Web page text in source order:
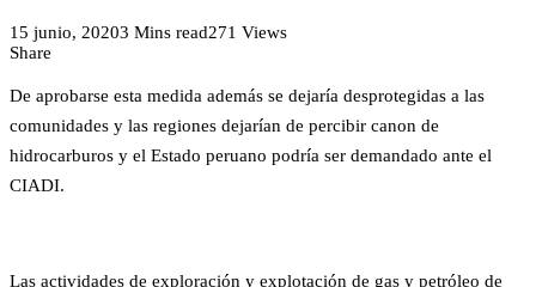
15 junio, 20203 Mins read271 Views
Share
De aprobarse esta medida además se dejaría desprotegidas a las
comunidades y las regiones dejarían de percibir canon de
hidrocarburos y el Estado peruano podría ser demandado ante el
CIADI.
Las actividades de exploración y explotación de gas y petróleo de